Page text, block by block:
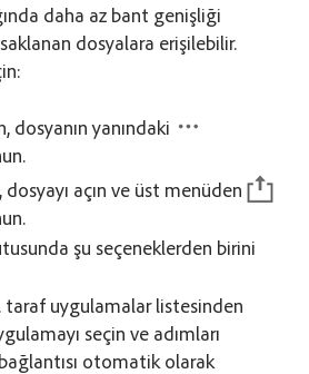
daha az bant genişliği
dosyalara erişilebilir.
dosyanın yanındaki
açın ve üst menüden
şu seçeneklerden birini
taraf uygulamalar listesinden
seçin ve adımları
otomatik olarak